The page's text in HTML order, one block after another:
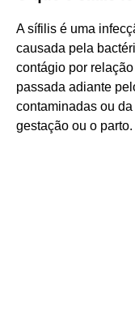
A sífilis é uma
causada pela
contágio por
passada adiante
contaminadas ou
gestação ou o parto.